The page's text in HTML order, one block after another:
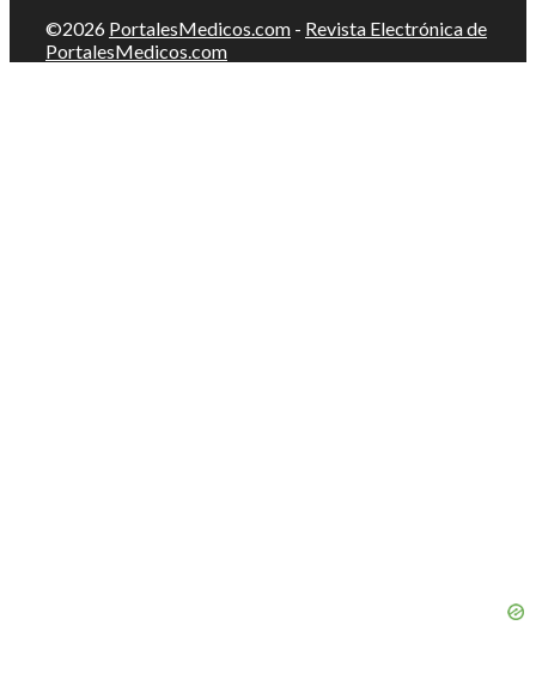
©2026 PortalesMedicos.com - Revista Electrónica de
PortalesMedicos.com